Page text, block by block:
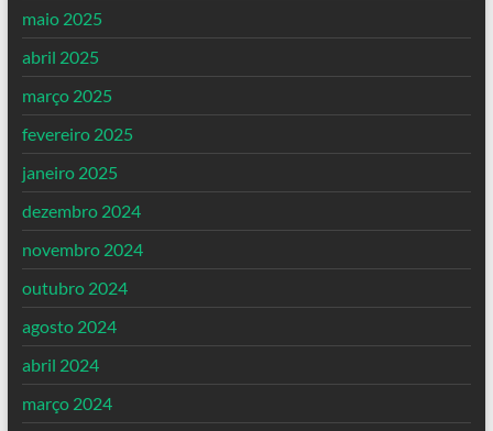
maio 2025
abril 2025
março 2025
fevereiro 2025
janeiro 2025
dezembro 2024
novembro 2024
outubro 2024
agosto 2024
abril 2024
março 2024